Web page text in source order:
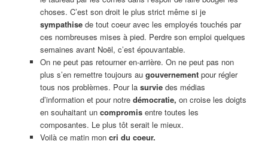
choses. C’est son droit le plus strict même si je
sympathisede tout coeur avec les employés touchés par
ces nombreuses mises à pied. Perdre son emploi quelques
semaines avant Noël, c’est épouvantable.
On ne peut pas retourner en-arrière. On ne peut pas non
plus s’en remettre toujours augouvernement pour régler
tous nos problèmes. Pour la surviedes médias
d’information et pour notre démocratie, on croise les doigts
en souhaitant un compromisentre toutes les
composantes. Le plus tôt serait le mieux.
Voilà ce matin mon cri du coeur.